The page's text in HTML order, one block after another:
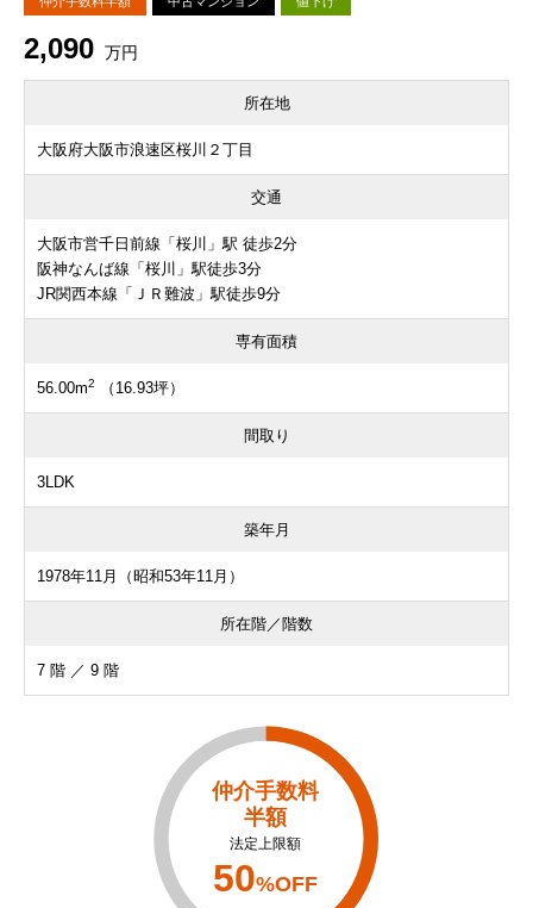
2,090 万円
所在地
大阪府大阪市浪速区桜川２丁目
交通
大阪市営千日前線「桜川」駅 徒歩2分
阪神なんば線「桜川」駅徒歩3分
JR関西本線「ＪＲ難波」駅徒歩9分
専有面積
56.00m2 （16.93坪）
間取り
3LDK
築年月
1978年11月（昭和53年11月）
所在階／階数
7 階 ／ 9 階
仲介手数料
半額
法定上限額
50%OFF